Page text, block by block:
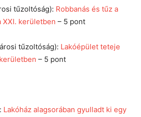
tűzoltóság): Robbanás és tűz a
XXI. kerületben – 5 pont
tűzoltóság): Lakóépület teteje
– 5 pont
Lakóház alagsorában gyulladt ki egy